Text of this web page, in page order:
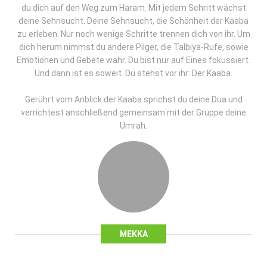
MEKKA
du dich auf den Weg zum Haram. Mit jedem Schritt wächst
deine Sehnsucht. Deine Sehnsucht, die Schönheit der Kaaba
zu erleben. Nur noch wenige Schritte trennen dich von ihr. Um
dich herum nimmst du andere Pilger, die Talbiya-Rufe, sowie
Emotionen und Gebete wahr. Du bist nur auf Eines fokussiert.
Und dann ist es soweit. Du stehst vor ihr: Der Kaaba.
Gerührt vom Anblick der Kaaba sprichst du deine Dua und
verrichtest anschließend gemeinsam mit der Gruppe deine
Umrah.